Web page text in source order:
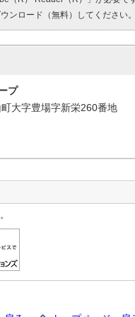
ンロード（無料）してください
プ
大字豊場字新栄260番地